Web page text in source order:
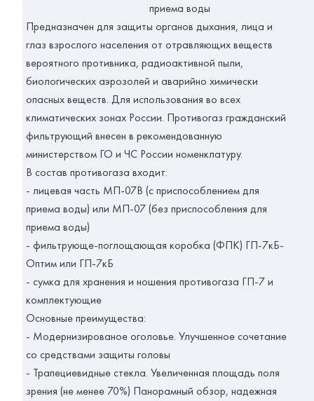
приема воды
Предназначен для защиты органов дыхания, лица и
глаз взрослого населения от отравляющих веществ
вероятного противника, радиоактивной пыли,
биологических аэрозолей и аварийно химически
опасных веществ. Для использования во всех
климатических зонах России. Противогаз гражданский
фильтрующий внесен в рекомендованную
министерством ГО и ЧС России номенклатуру.
В состав противогаза входит:
- лицевая часть МП-07В (с приспособлением для
приема воды) или МП-07 (без приспособления для
приема воды)
- фильтрующе-поглощающая коробка (ФПК) ГП-7кБ-
Оптим или ГП-7кБ
- сумка для хранения и ношения противогаза ГП-7 и
комплектующие
Основные преимущества:
- Модернизированое оголовье. Улучшенное сочетание
со средствами защиты головы
- Трапециевидные стекла. Увеличенная площадь поля
зрения (не менее 70%) Панорамный обзор, надежная